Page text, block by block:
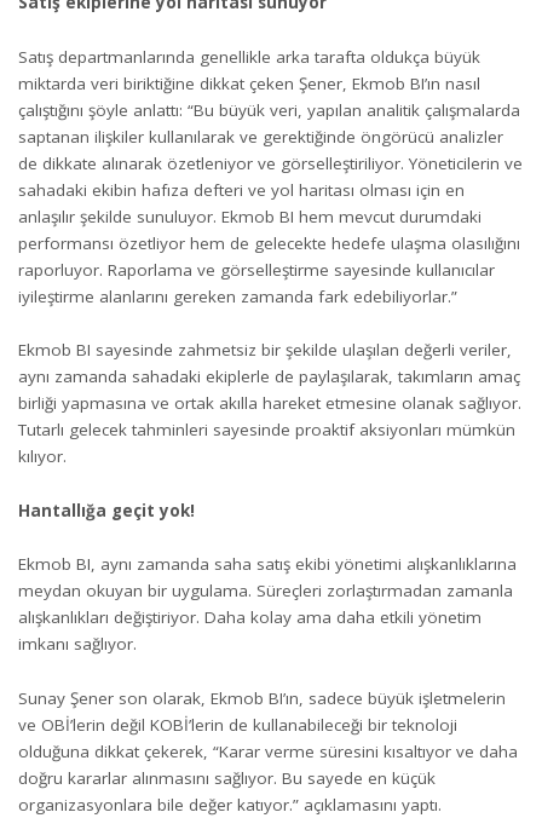
Satış departmanlarında genellikle arka tarafta oldukça büyük
miktarda veri biriktiğine dikkat çeken Şener, Ekmob BI’ın nasıl
çalıştığını şöyle anlattı: “Bu büyük veri, yapılan analitik çalışmalarda
saptanan ilişkiler kullanılarak ve gerektiğinde öngörücü analizler
de dikkate alınarak özetleniyor ve görselleştiriliyor. Yöneticilerin ve
sahadaki ekibin hafıza defteri ve yol haritası olması için en
anlaşılır şekilde sunuluyor. Ekmob BI hem mevcut durumdaki
performansı özetliyor hem de gelecekte hedefe ulaşma olasılığını
raporluyor. Raporlama ve görselleştirme sayesinde kullanıcılar
iyileştirme alanlarını gereken zamanda fark edebiliyorlar.”
Ekmob BI sayesinde zahmetsiz bir şekilde ulaşılan değerli veriler,
aynı zamanda sahadaki ekiplerle de paylaşılarak, takımların amaç
birliği yapmasına ve ortak akılla hareket etmesine olanak sağlıyor.
Tutarlı gelecek tahminleri sayesinde proaktif aksiyonları mümkün
kılıyor.
Hantallığa geçit yok!
Ekmob BI, aynı zamanda saha satış ekibi yönetimi alışkanlıklarına
meydan okuyan bir uygulama. Süreçleri zorlaştırmadan zamanla
alışkanlıkları değiştiriyor. Daha kolay ama daha etkili yönetim
imkanı sağlıyor.
Sunay Şener son olarak, Ekmob BI’ın, sadece büyük işletmelerin
ve OBİ’lerin değil KOBİ’lerin de kullanabileceği bir teknoloji
olduğuna dikkat çekerek, “Karar verme süresini kısaltıyor ve daha
doğru kararlar alınmasını sağlıyor. Bu sayede en küçük
organizasyonlara bile değer katıyor.” açıklamasını yaptı.